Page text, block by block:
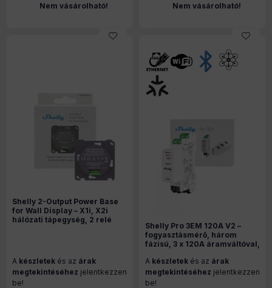
Nem vásárolható! Nem vásárolható!
Shelly 2-Output Power Base
for Wall Display – X1i, X2i
hálózati tápegység, 2 relé
A készletek és az árak
megtekintéséhez jelentkezzen
be!
Shelly Pro 3EM 120A V2 –
fogyasztásmérő, három
fázisú, 3 x 120A áramváltóval,
(SPEM-003CEBEU)
A készletek és az árak
megtekintéséhez jelentkezzen
be!